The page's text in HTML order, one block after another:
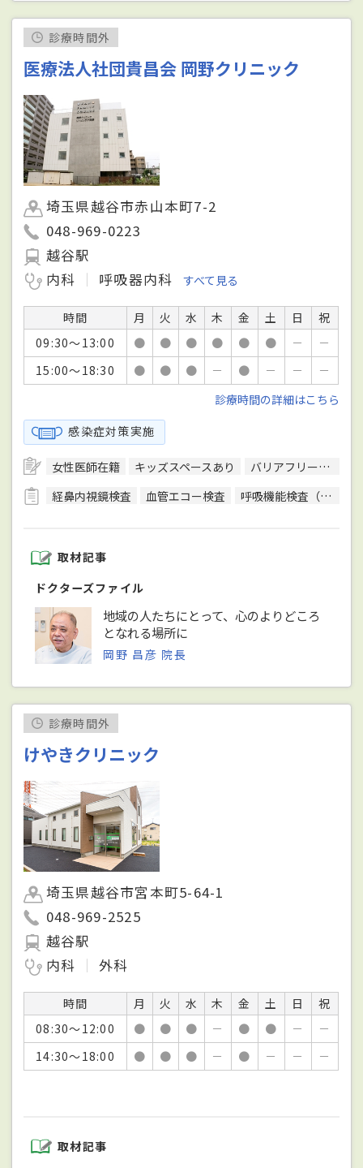
診療時間外
医療法人社団貴昌会 岡野クリニック
埼玉県越谷市赤山本町7-2
048-969-0223
越谷駅
内科
呼吸器内科 すべて見る
時間 月 火 水 木 金 土 日
祝
09:30～13:00
● ● ● ● ● ● －
－
15:00～18:30
● ● ● － ● － －
－
診療時間の詳細はこちら
感染症対策実施
女性医師在籍 キッズスペースあり バリアフリー対応
経鼻内視鏡検査
血管エコー検査 呼吸機能検査（スパイロメトリー）
取材記事
ドクターズファイル
地域の人たちにとって、心のよりどころ
となれる場所に
岡野 昌彦 院長
診療時間外
けやきクリニック
埼玉県越谷市宮本町5-64-1
048-969-2525
越谷駅
内科
外科
時間 月 火 水 木 金 土 日
祝
08:30～12:00
● ● ● － ● ● －
－
14:30～18:00
● ● ● － ● － － －
取材記事